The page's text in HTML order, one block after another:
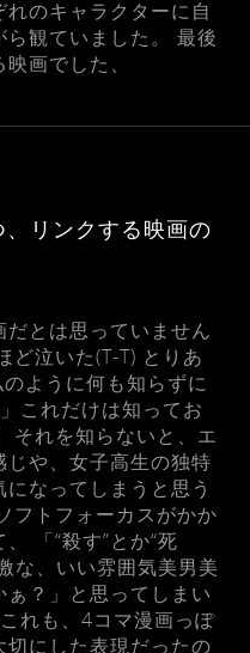
のキャラクターに自
観ていました。 最後
画でした、
リンクする映画の
とは思っていません
ど泣いた(T-T) とりあ
ように何も知らずに
これだけは知ってお
それを知らないと、エ
じや、女子高生の独特
なってしまうと思う
フトフォーカスがかか
「“殺す”とか“死
な、いい雰囲気美男美
？」と思ってしまい
れも、4コマ漫画っぽ
にした表現だったの